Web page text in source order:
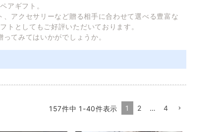
アギフト。
アクセサリーなど贈る相手に合わせて選べる豊富な
トとしてもご好評いただいております。
てみてはいかがでしょうか。
157件中 1 -40件表示 1 2 … 4